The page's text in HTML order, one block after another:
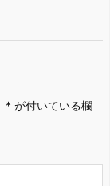
* が付いている欄